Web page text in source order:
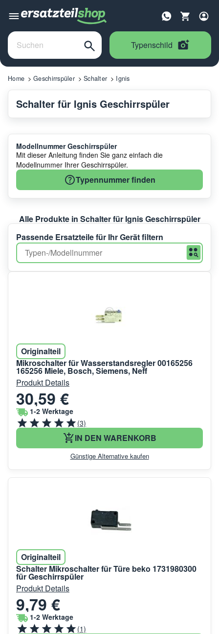
Typenschild
Home Geschirrspüler Schalter Ignis
Schalter für Ignis Geschirrspüler
Modellnummer Geschirrspüler
Mit dieser Anleitung finden Sie ganz einfach die
Modellnummer Ihrer Geschirrspüler.
Typennummer finden
Alle Produkte in Schalter für Ignis Geschirrspüler
Passende Ersatzteile für Ihr Gerät filtern
Originalteil
Mikroschalter für Wasserstandsregler 00165256
165256 Miele, Bosch, Siemens, Neff
Produkt Details
30,59 €
1-2 Werktage
(3)
IN DEN WARENKORB
Günstige Alternative kaufen
Originalteil
Schalter Mikroschalter für Türe beko 1731980300
für Geschirrspüler
Produkt Details
9,79 €
1-2 Werktage
(1)